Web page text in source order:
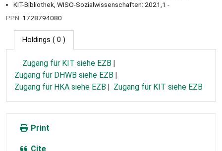
KIT-Bibliothek, WISO-Sozialwissenschaften: 2021,1 -
PPN: 1728794080
Holdings ( 0 )
Zugang für KIT siehe EZB
Zugang für DHWB siehe EZB
Zugang für HKA siehe EZB
Zugang für KIT siehe EZB
Print
Cite